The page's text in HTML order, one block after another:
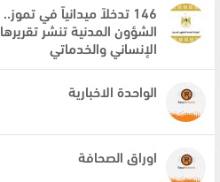
146 تدخلاً ميدانياً في تموز..
الشؤون المدنية تنشر تقريرها
الإنساني والخدماتي
الواحدة الاخبارية
اوراق الصحافة